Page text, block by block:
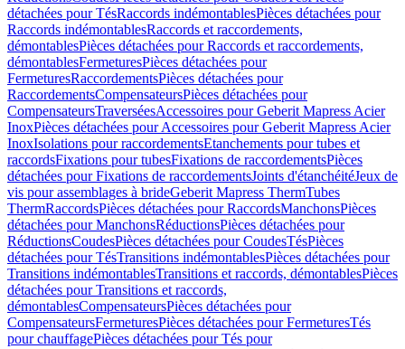
détachées pour TésRaccords indémontablesPièces détachées pour
Raccords indémontablesRaccords et raccordements,
démontablesPièces détachées pour Raccords et raccordements,
démontablesFermeturesPièces détachées pour
FermeturesRaccordementsPièces détachées pour
RaccordementsCompensateursPièces détachées pour
CompensateursTraverséesAccessoires pour Geberit Mapress Acier
InoxPièces détachées pour Accessoires pour Geberit Mapress Acier
InoxIsolations pour raccordementsEtanchements pour tubes et
raccordsFixations pour tubesFixations de raccordementsPièces
détachées pour Fixations de raccordementsJoints d'étanchéitéJeux de
vis pour assemblages à brideGeberit Mapress ThermTubes
ThermRaccordsPièces détachées pour RaccordsManchonsPièces
détachées pour ManchonsRéductionsPièces détachées pour
RéductionsCoudesPièces détachées pour CoudesTésPièces
détachées pour TésTransitions indémontablesPièces détachées pour
Transitions indémontablesTransitions et raccords, démontablesPièces
détachées pour Transitions et raccords,
démontablesCompensateursPièces détachées pour
CompensateursFermeturesPièces détachées pour FermeturesTés
pour chauffagePièces détachées pour Tés pour